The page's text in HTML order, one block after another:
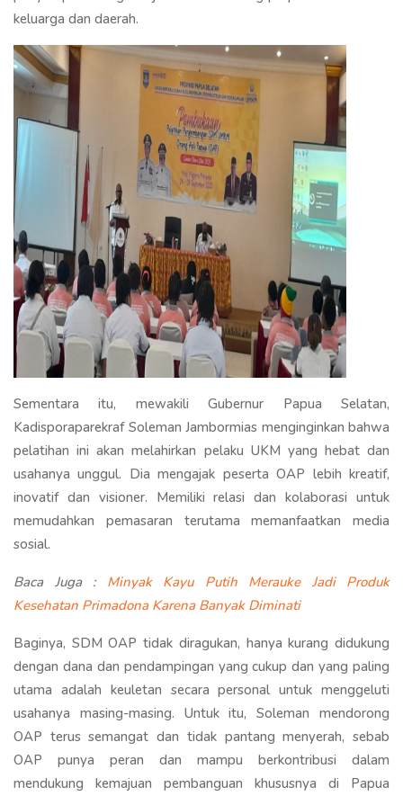
keluarga dan daerah.
Sementara itu, mewakili Gubernur Papua Selatan,
Kadisporaparekraf Soleman Jambormias menginginkan bahwa
pelatihan ini akan melahirkan pelaku UKM yang hebat dan
usahanya unggul. Dia mengajak peserta OAP lebih kreatif,
inovatif dan visioner. Memiliki relasi dan kolaborasi untuk
memudahkan pemasaran terutama memanfaatkan media
sosial.
Baca Juga : Minyak Kayu Putih Merauke Jadi Produk
Kesehatan Primadona Karena Banyak Diminati
Baginya, SDM OAP tidak diragukan, hanya kurang didukung
dengan dana dan pendampingan yang cukup dan yang paling
utama adalah keuletan secara personal untuk menggeluti
usahanya masing-masing. Untuk itu, Soleman mendorong
OAP terus semangat dan tidak pantang menyerah, sebab
OAP punya peran dan mampu berkontribusi dalam
mendukung kemajuan pembanguan khususnya di Papua